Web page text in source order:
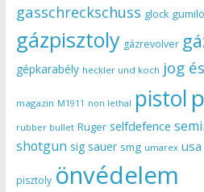
gasschreckschuss glock
gázpisztoly gázrevolver
gépkarabély heckler und koch jog
magazin M1911 non lethal pistol
rubber bullet Ruger selfdefence
shotgun sig sauer smg umarex usa
pisztoly önvédelem